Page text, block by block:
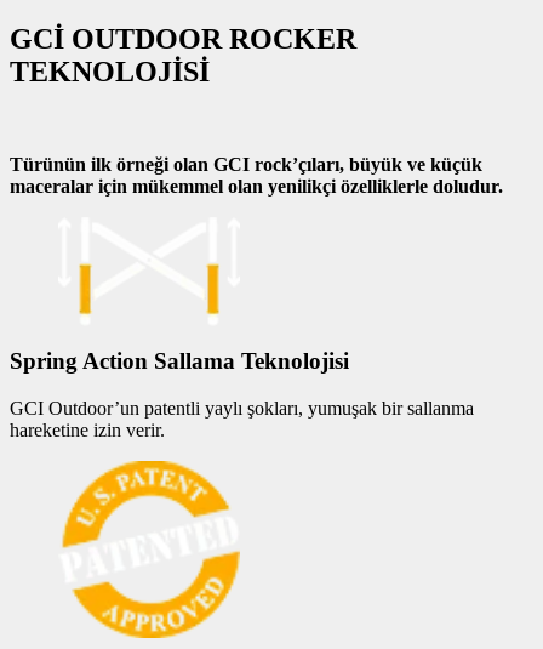
GCİ OUTDOOR ROCKER
TEKNOLOJİSİ
Türünün ilk örneği olan GCI rock’çıları, büyük ve küçük
maceralar için mükemmel olan yenilikçi özelliklerle doludur.
Spring Action Sallama Teknolojisi
GCI Outdoor’un patentli yaylı şokları, yumuşak bir sallanma
hareketine izin verir.